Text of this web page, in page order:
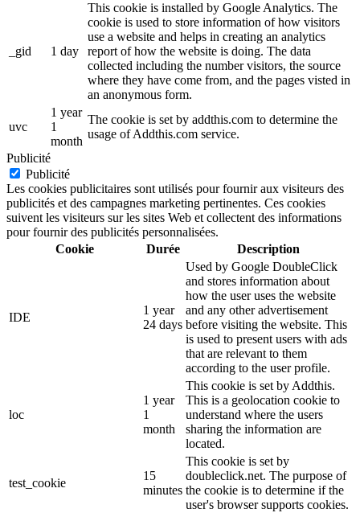
_gid 1 day
This cookie is installed by Google Analytics. The
cookie is used to store information of how visitors
use a website and helps in creating an analytics
report of how the website is doing. The data
collected including the number visitors, the source
where they have come from, and the pages visted in
an anonymous form.
uvc
1 year
1
month
The cookie is set by addthis.com to determine the
usage of Addthis.com service.
Publicité
Publicité
Les cookies publicitaires sont utilisés pour fournir aux visiteurs des
publicités et des campagnes marketing pertinentes. Ces cookies
suivent les visiteurs sur les sites Web et collectent des informations
pour fournir des publicités personnalisées.
Cookie
Durée Description
IDE
1 year
24 days
Used by Google DoubleClick
and stores information about
how the user uses the website
and any other advertisement
before visiting the website. This
is used to present users with ads
that are relevant to them
according to the user profile.
loc
1 year
1
month
This cookie is set by Addthis.
This is a geolocation cookie to
understand where the users
sharing the information are
located.
test_cookie
15
minutes
This cookie is set by
doubleclick.net. The purpose of
the cookie is to determine if the
user's browser supports cookies.